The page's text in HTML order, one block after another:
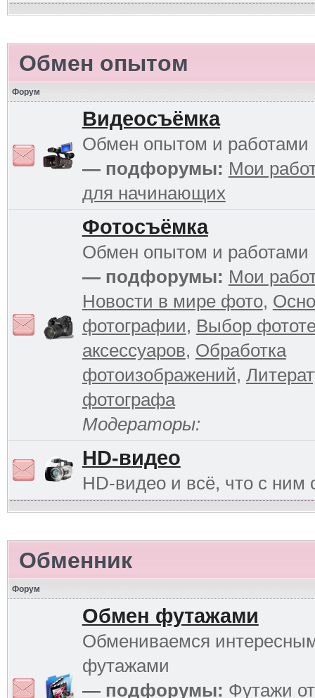
Обмен опытом
Форум
Видеосъёмка
Обмен опытом и работами
— подфорумы: Мои
для начинающих
Фотосъёмка
Обмен опытом и работами
— подфорумы: Мои
Новости в мире фото,
фотографии, Выбор
аксессуаров, Обработка
фотоизображений,
фотографа
Модераторы:
HD-видео
HD-видео и всё, что с ним
Обменник
Форум
Обмен футажами
Обмениваемся
футажами
— подфорумы: Футажи от